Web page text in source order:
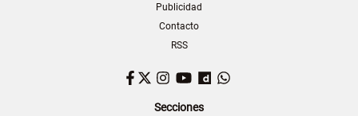
Publicidad
Contacto
RSS
Facebook
TwitterInstagram
YouTubeDailymotion
Secciones